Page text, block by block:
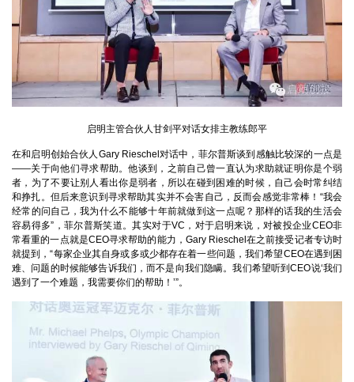
启明主管合伙人甘剑平对话女排主教练郎平
在和启明创始合伙人Gary Rieschel对话中，菲尔普斯谈到感触比较深的一点是
——关于向他们寻求帮助。他谈到，之前自己曾一直认为求助就证明你是个弱
者，为了不要让别人看出你是弱者，所以在碰到困难的时候，自己会时常纠结
和挣扎。但后来意识到寻求帮助其实并不会害自己，反而会感觉非常棒！“我会
经常的问自己，我为什么不能够十年前就做到这一点呢？那样的话我的生活会
容易得多”，菲尔普斯笑道。其实对于VC，对于启明来说，对被投企业CEO非
常看重的一点就是CEO寻求帮助的能力，Gary Rieschel在之前接受记者专访时
就提到，“每家企业其自身或多或少都存在着一些问题，我们希望CEO在遇到困
难、问题的时候能够告诉我们，而不是向我们隐瞒。我们希望听到CEO说‘我们
遇到了一个难题，我需要你们的帮助！’”。